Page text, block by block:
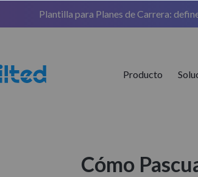
Plantilla para Planes de Carrera:
Producto
Cómo